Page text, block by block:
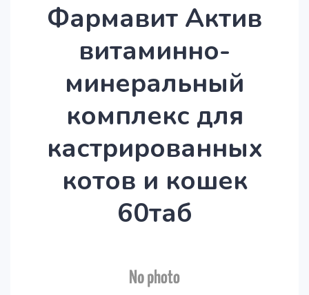
Фармавит Актив
витаминно-
минеральный
комплекс для
кастрированных
котов и кошек
60таб